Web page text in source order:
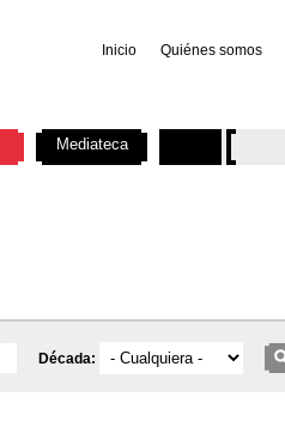
Inicio Quiénes somos
Década:
Mediateca